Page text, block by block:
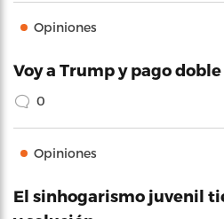
Opiniones
Voy a Trump y pago doble
0
Opiniones
El sinhogarismo juvenil